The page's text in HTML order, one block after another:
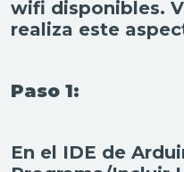
wifi disponibles.
realiza este
Paso 1:
En el IDE de